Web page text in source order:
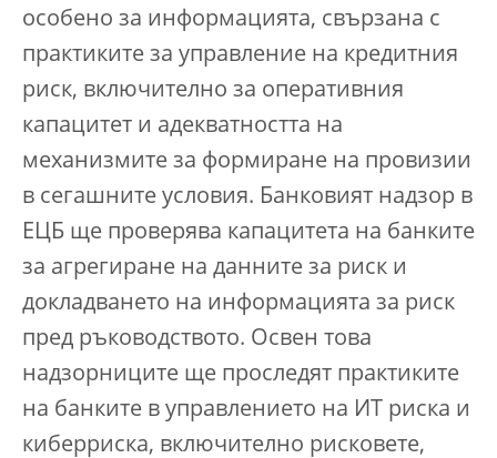
особено за информацията, свързана с
практиките за управление на кредитния
риск, включително за оперативния
капацитет и адекватността на
механизмите за формиране на провизии
в сегашните условия. Банковият надзор в
ЕЦБ ще проверява капацитета на банките
за агрегиране на данните за риск и
докладването на информацията за риск
пред ръководството. Освен това
надзорниците ще проследят практиките
на банките в управлението на ИТ риска и
киберриска, включително рисковете,